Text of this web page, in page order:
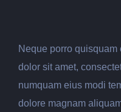
Neque porro
dolor sit amet,
numquam eius modi
dolore magnam